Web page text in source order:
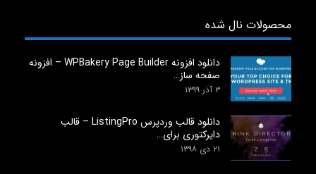
محصولات نال شده
دانلود افزونه WPBakery Page Builder – افزونه
صفحه ساز…
۳ آذر ۱۳۹۹
دانلود قالب وردپرس ListingPro – قالب
دایرکتوری برای…
۲۱ دی ۱۳۹۸